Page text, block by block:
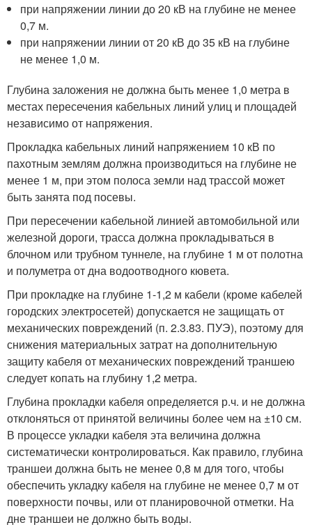
при напряжении линии до 20 кВ на глубине не менее
0,7 м.
при напряжении линии от 20 кВ до 35 кВ на глубине
не менее 1,0 м.
Глубина заложения не должна быть менее 1,0 метра в
местах пересечения кабельных линий улиц и площадей
независимо от напряжения.
Прокладка кабельных линий напряжением 10 кВ по
пахотным землям должна производиться на глубине не
менее 1 м, при этом полоса земли над трассой может
быть занята под посевы.
При пересечении кабельной линией автомобильной или
железной дороги, трасса должна прокладываться в
блочном или трубном туннеле, на глубине 1 м от полотна
и полуметра от дна водоотводного кювета.
При прокладке на глубине 1-1,2 м кабели (кроме кабелей
городских электросетей) допускается не защищать от
механических повреждений (п. 2.3.83. ПУЭ), поэтому для
снижения материальных затрат на дополнительную
защиту кабеля от механических повреждений траншею
следует копать на глубину 1,2 метра.
Глубина прокладки кабеля определяется р.ч. и не должна
отклоняться от принятой величины более чем на ±10 см.
В процессе укладки кабеля эта величина должна
систематически контролироваться. Как правило, глубина
траншеи должна быть не менее 0,8 м для того, чтобы
обеспечить укладку кабеля на глубине не менее 0,7 м от
поверхности почвы, или от планировочной отметки. На
дне траншеи не должно быть воды.